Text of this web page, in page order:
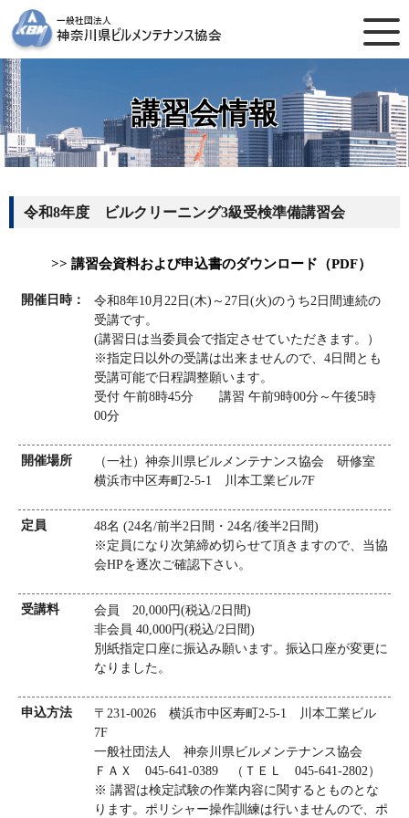
講習会情報
令和8年度 ビルクリーニング3級受検準備講習会
>> 講習会資料および申込書のダウンロード（PDF）
開催日時：
令和8年10月22日(木)～27日(火)のうち2日間連続の
受講です。
(講習日は当委員会で指定させていただきます。）
※指定日以外の受講は出来ませんので、4日間とも
受講可能で日程調整願います。
受付 午前8時45分 講習 午前9時00分～午後5時
00分
開催場所
（一社）神奈川県ビルメンテナンス協会 研修室
横浜市中区寿町2-5-1 川本工業ビル7F
定員
48名 (24名/前半2日間・24名/後半2日間)
※定員になり次第締め切らせて頂きますので、当協
会HPを逐次ご確認下さい。
受講料
会員 20,000円(税込/2日間)
非会員 40,000円(税込/2日間)
別紙指定口座に振込み願います。振込口座が変更に
なりました。
申込方法
〒231-0026 横浜市中区寿町2-5-1 川本工業ビル
7F
一般社団法人 神奈川県ビルメンテナンス協会
ＦＡＸ 045-641-0389 （ＴＥＬ 045-641-2802）
※ 講習は検定試験の作業内容に関するとものとな
ります。ポリシャー操作訓練は行いませんので、ポ